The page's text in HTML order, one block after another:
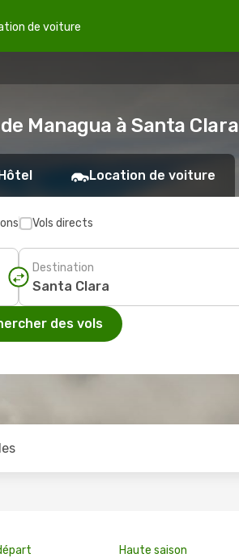
de voiture
Managua à Santa Clara
Location de voiture
Vols directs
Destination
des vols
Haute saison